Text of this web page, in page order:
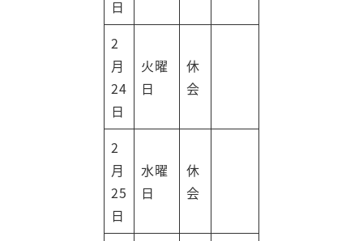
日
2
月
24
日
火曜
日
休
会
2
月
25
日
水曜
日
休
会